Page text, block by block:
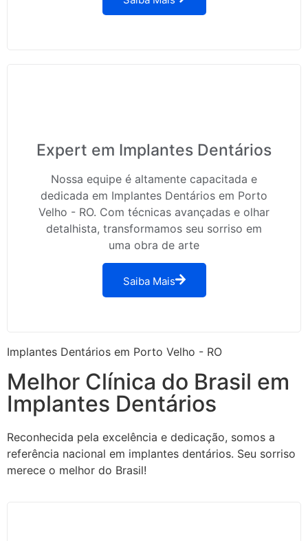
Expert em Implantes Dentários
Nossa equipe é altamente capacitada e
dedicada em Implantes Dentários em Porto
Velho - RO. Com técnicas avançadas e olhar
detalhista, transformamos seu sorriso em
uma obra de arte
Saiba Mais
Implantes Dentários em Porto Velho - RO
Melhor Clínica do Brasil em
Implantes Dentários
Reconhecida pela excelência e dedicação, somos a
referência nacional em implantes dentários. Seu sorriso
merece o melhor do Brasil!